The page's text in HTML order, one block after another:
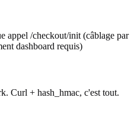
appel /checkout/init (câblage par
dashboard requis)
Curl + hash_hmac, c'est tout.